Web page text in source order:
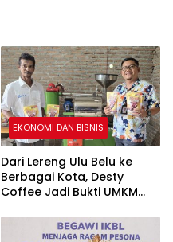
EKONOMI DAN BISNIS
Dari Lereng Ulu Belu ke
Berbagai Kota, Desty
Coffee Jadi Bukti UMKM
Pasar Nasional